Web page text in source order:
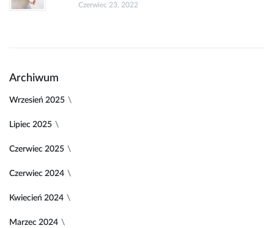
Czerwiec 23, 2022
Archiwum
Wrzesień 2025
Lipiec 2025
Czerwiec 2025
Czerwiec 2024
Kwiecień 2024
Marzec 2024